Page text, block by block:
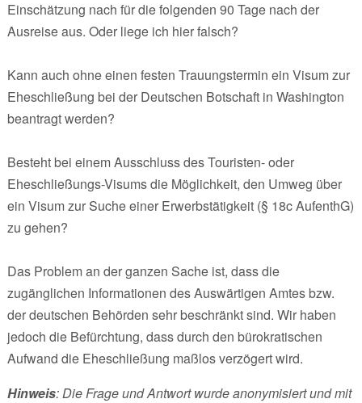
Einschätzung nach für die folgenden 90 Tage nach der
Ausreise aus. Oder liege ich hier falsch?
Kann auch ohne einen festen Trauungstermin ein Visum zur
Eheschließung bei der Deutschen Botschaft in Washington
beantragt werden?
Besteht bei einem Ausschluss des Touristen- oder
Eheschließungs-Visums die Möglichkeit, den Umweg über
ein Visum zur Suche einer Erwerbstätigkeit (§ 18c AufenthG)
zu gehen?
Das Problem an der ganzen Sache ist, dass die
zugänglichen Informationen des Auswärtigen Amtes bzw.
der deutschen Behörden sehr beschränkt sind. Wir haben
jedoch die Befürchtung, dass durch den bürokratischen
Aufwand die Eheschließung maßlos verzögert wird.
Hinweis: Die Frage und Antwort wurde anonymisiert und mit